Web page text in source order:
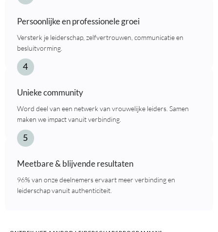
Persoonlijke en professionele groei
Versterk je leiderschap, zelfvertrouwen, communicatie en
besluitvorming.
Unieke community
Word deel van een netwerk van vrouwelijke leiders. Samen
maken we impact vanuit verbinding.
Meetbare & blijvende resultaten
96% van onze deelnemers ervaart meer verbinding en
leiderschap vanuit authenticiteit.